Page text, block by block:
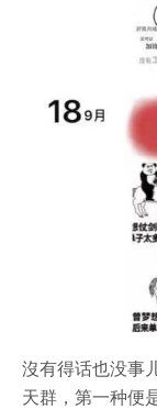
沒有得话也没事
天群，第一种便